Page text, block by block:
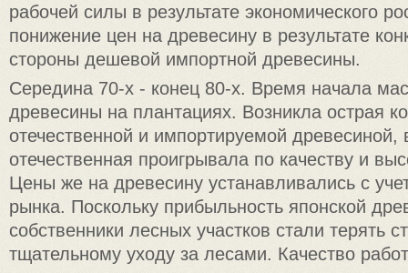
рабочей силы в результате экономического
понижение цен на древесину в результате
стороны дешевой импортной древесины.
Середина 70-х - конец 80-х. Время начала
древесины на плантациях. Возникла острая
отечественной и импортируемой древесиной,
отечественная проигрывала по качеству и
Цены же на древесину устанавливались с
рынка. Поскольку прибыльность японской
собственники лесных участков стали терять
тщательному уходу за лесами. Качество